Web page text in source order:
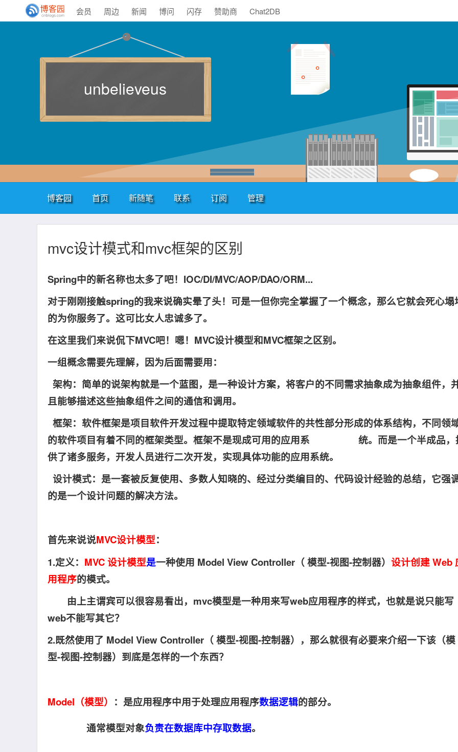
会员 周边 新闻 博问 闪存 赞助商 Chat2DB
unbelieveus
博客园 首页 新随笔 联系 订阅 管理
mvc设计模式和mvc框架的区别
Spring中的新名称也太多了吧！IOC/DI/MVC/AOP/DAO/ORM...
对于刚刚接触spring的我来说确实晕了头！可是一但你完全掌握了一个概念，那么它就会死心塌
的为你服务了。这可比女人忠诚多了。
在这里我们来说侃下MVC吧！嗯！MVC设计模型和MVC框架之区别。
一组概念需要先理解，因为后面需要用：
架构：简单的说架构就是一个蓝图，是一种设计方案，将客户的不同需求抽象成为抽象组件，
且能够描述这些抽象组件之间的通信和调用。
框架：软件框架是项目软件开发过程中提取特定领域软件的共性部分形成的体系结构，不同领
的软件项目有着不同的框架类型。框架不是现成可用的应用系 统。而是一个半成品，
供了诸多服务，开发人员进行二次开发，实现具体功能的应用系统。
设计模式：是一套被反复使用、多数人知晓的、经过分类编目的、代码设计经验的总结，它强
的是一个设计问题的解决方法。
首先来说说MVC设计模型：
1.定义： MVC 设计模型是一种使用 Model View Controller（ 模型-视图-控制器） 设计创建 Web
用程序的模式。
由上主谓宾可以很容易看出，mvc模型是一种用来写web应用程序的样式，也就是说只能写
web不能写其它？
2.既然使用了 Model View Controller（ 模型-视图-控制器），那么就很有必要来介绍一下该（模
型-视图-控制器）到底是怎样的一个东西？
Model（模型） ：是应用程序中用于处理应用程序数据逻辑的部分。
通常模型对象负责在数据库中存取数据。